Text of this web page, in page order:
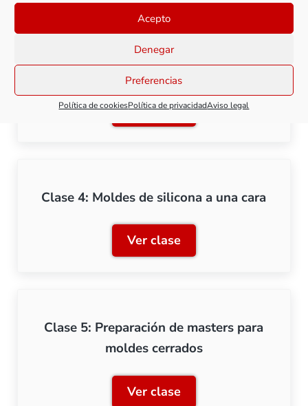
Acepto
Denegar
Preferencias
Política de cookiesPolítica de privacidadAviso legal
Clase 3: Prototipado rápido
Ver claseClase 3: Prototipado
Clase 4: Moldes de silicona a una cara
Ver claseClase 4: Moldes de
Clase 5: Preparación de masters para
moldes cerrados
Ver claseClase 5: Preparación de